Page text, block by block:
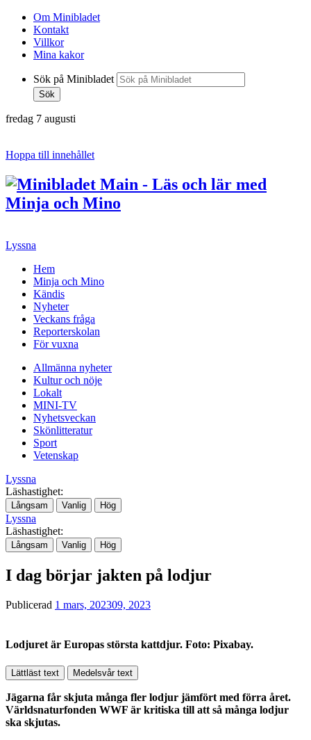
Om Minibladet
Kontakt
Villkor
Mina kakor
Sök på Minibladet
Sök
fredag 7 augusti
Hoppa till innehållet
Lyssna
Hem
Minja och Mino
Kändis
Nyheter
Veckans fråga
Reporterskolan
För vuxna
Allmänna nyheter
Kultur och nöje
Lokalt
MINI-TV
Nyhetsveckan
Skönlitteratur
Sport
Vetenskap
Lyssna
Läshastighet:
Långsam Vanlig Hög
Lyssna
Läshastighet:
Långsam Vanlig Hög
I dag börjar jakten på lodjur
Publicerad 1 mars, 202309, 2023
Lodjuret är Europas största kattdjur. Foto: Pixabay.
Lättläst text Medelsvår text
Jägarna får skjuta många fler lodjur jämfört med förra året.
Världsnaturfonden WWF är kritiska till att så många lodjur
ska skjutas.